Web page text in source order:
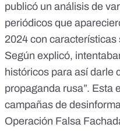
publicó un análisis de
periódicos que
2024 con características
Según explicó,
históricos para así darle
propaganda rusa”. Esta
campañas de
Operación Falsa